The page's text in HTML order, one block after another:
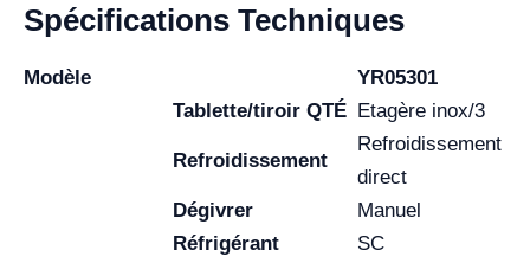
Spécifications Techniques
Modèle YR05301
Tablette/tiroir QTÉ Etagère inox/3
Refroidissement
Refroidissement
direct
Dégivrer
Manuel
Réfrigérant
SC